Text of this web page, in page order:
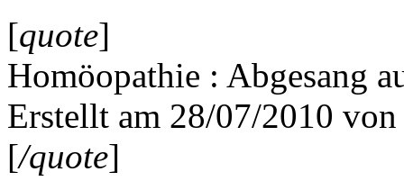
[quote]
Homöopathie : Abgesang
Erstellt am 28/07/2010 von
[/quote]